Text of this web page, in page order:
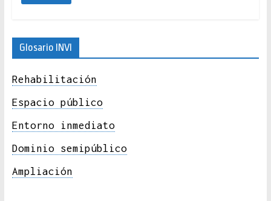
Glosario INVI
Rehabilitación
Espacio público
Entorno inmediato
Dominio semipúblico
Ampliación